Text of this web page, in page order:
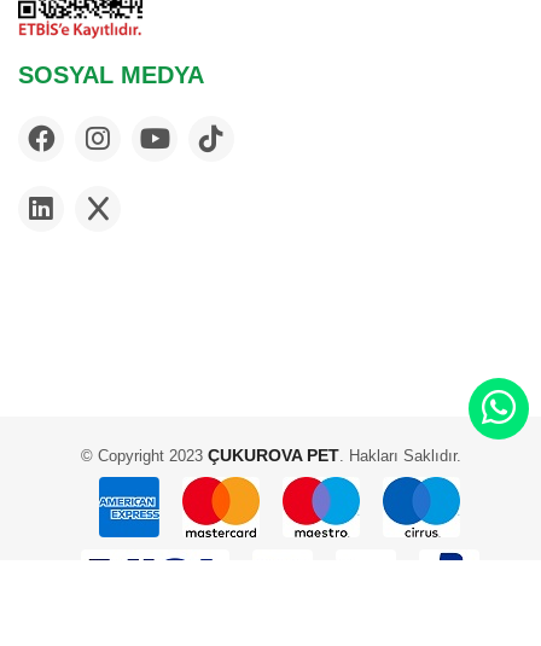
SOSYAL MEDYA
© Copyright 2023ÇUKUROVA PET. Hakları Saklıdır.